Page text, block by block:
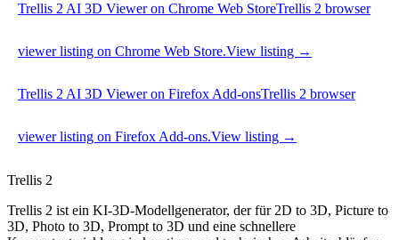
Trellis 2 AI 3D Viewer on Chrome Web StoreTrellis 2 browser
viewer listing on Chrome Web Store.View listing →
Trellis 2 AI 3D Viewer on Firefox Add-onsTrellis 2 browser
viewer listing on Firefox Add-ons.View listing →
Trellis 2
Trellis 2 ist ein KI-3D-Modellgenerator, der für 2D to 3D, Picture to
3D, Photo to 3D, Prompt to 3D und eine schnellere